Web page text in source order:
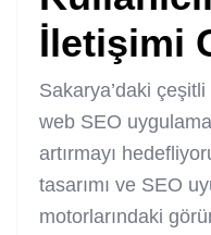
İletişimi
Sakarya’daki
web SEO
artırmayı
tasarımı ve SEO
motorlarındaki